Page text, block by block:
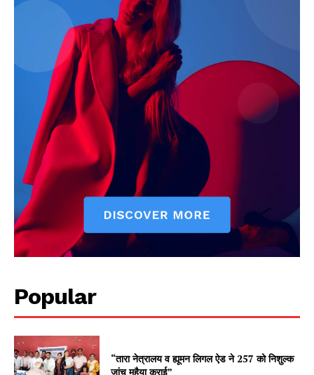
Popular
“तारा नेत्रालय व ह्यूमन लिगल ऐड ने 257 को निशुल्क
जांच मुहैया कराई”